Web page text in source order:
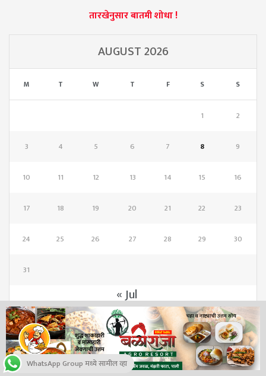
तारखेनुसार बातमी शोधा !
AUGUST 2026
M T W T F S S
1 2
3 4 5 6 7 8 9
10 11 12 13 14 15 16
17 18 19 20 21 22 23
24 25 26 27 28 29 30
31
« Jul
वाचक संख्या
WhatsApp Group मध्ये सामील व्हा